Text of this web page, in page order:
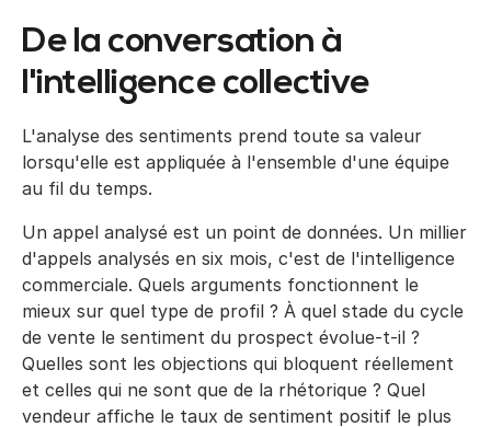
De la conversation à
l'intelligence collective
L'analyse des sentiments prend toute sa valeur
lorsqu'elle est appliquée à l'ensemble d'une équipe
au fil du temps.
Un appel analysé est un point de données. Un millier
d'appels analysés en six mois, c'est de l'intelligence
commerciale. Quels arguments fonctionnent le
mieux sur quel type de profil ? À quel stade du cycle
de vente le sentiment du prospect évolue-t-il ?
Quelles sont les objections qui bloquent réellement
et celles qui ne sont que de la rhétorique ? Quel
vendeur affiche le taux de sentiment positif le plus